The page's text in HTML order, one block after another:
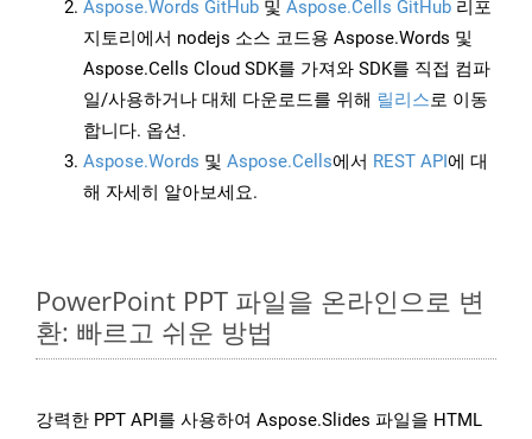
Aspose.Words GitHub 및 Aspose.Cells GitHub 리포
지토리에서 nodejs 소스 코드용 Aspose.Words 및
Aspose.Cells Cloud SDK를 가져와 SDK를 직접 컴파
일/사용하거나 대체 다운로드를 위해 릴리스로 이동
합니다. 옵션.
Aspose.Words 및 Aspose.Cells에서 REST API에 대
해 자세히 알아보세요.
PowerPoint PPT 파일을 온라인으로 변
환: 빠르고 쉬운 방법
강력한 PPT API를 사용하여 Aspose.Slides 파일을 HTML